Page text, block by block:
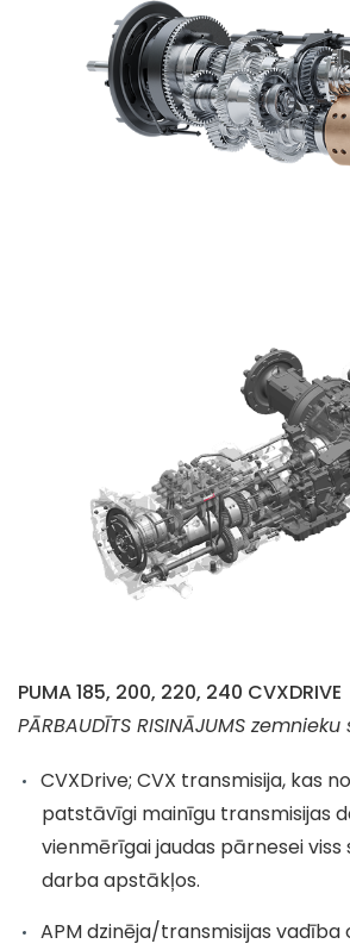
PUMA 185, 200, 220, 240 CVXDRIVE
PĀRBAUDĪTS RISINĀJUMS
CVXDrive; CVX transmisija, kas
patstāvīgi mainīgu transmisijas
vienmērīgai jaudas pārnesei viss
darba apstākļos.
APM dzinēja/transmisijas